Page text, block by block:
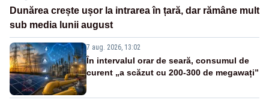
Dunărea crește ușor la intrarea în țară, dar rămâne mult
sub media lunii august
7 aug. 2026, 13:02
În intervalul orar de seară, consumul de
curent „a scăzut cu 200-300 de megawați”